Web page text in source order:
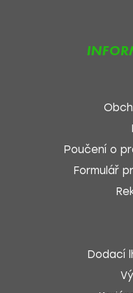
Poučení o
Formulář
Dodací